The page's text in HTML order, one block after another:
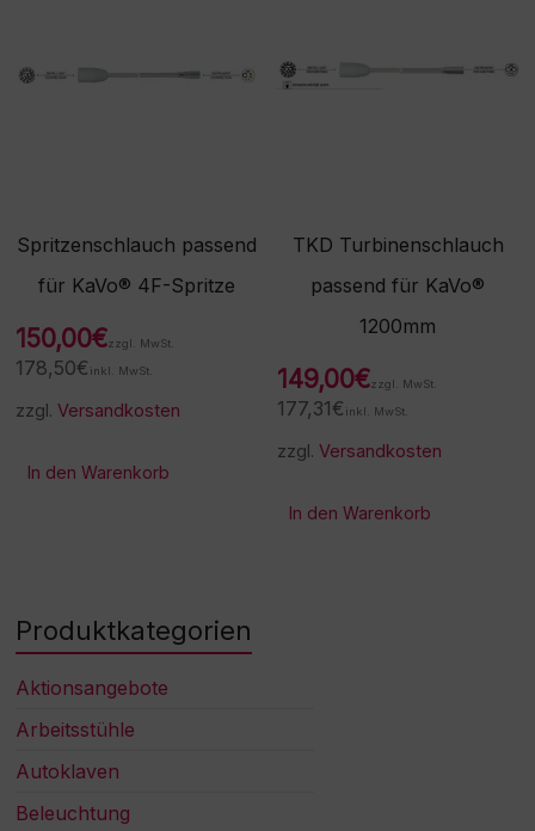
Spritzenschlauch passend
für KaVo® 4F-Spritze
150,00€zzgl. MwSt.
178,50€ inkl. MwSt.
zzgl.Versandkosten
In den Warenkorb
TKD Turbinenschlauch
passend für KaVo®
1200mm
149,00€zzgl. MwSt.
177,31€ inkl. MwSt.
zzgl.Versandkosten
In den Warenkorb
Produktkategorien
Aktionsangebote
Arbeitsstühle
Autoklaven
Beleuchtung